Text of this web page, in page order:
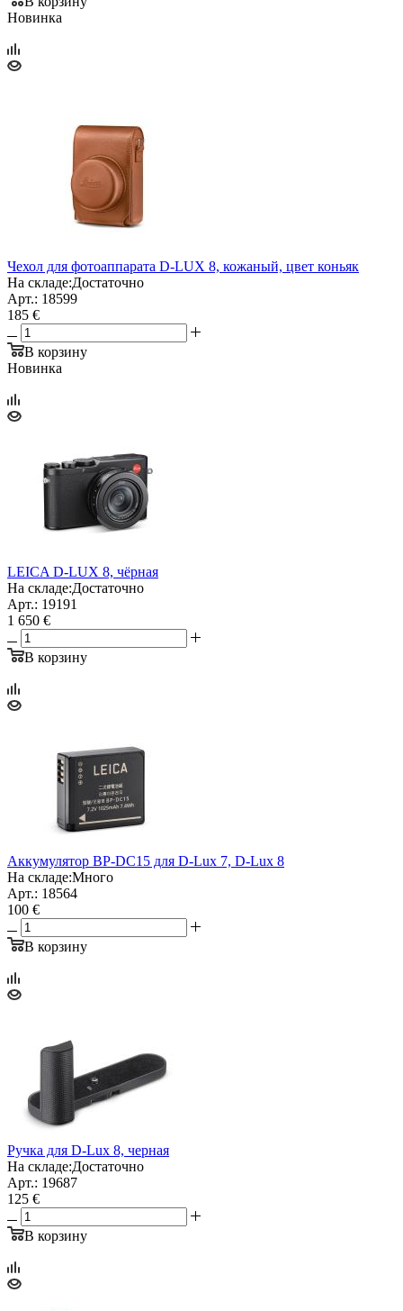
Новинка
Чехол для фотоаппарата D-LUX 8, кожаный, цвет коньяк
На складе:Достаточно
Арт.: 18599
185 €
В корзину
Новинка
LEICA D-LUX 8, чёрная
На складе:Достаточно
Арт.: 19191
1 650 €
В корзину
Аккумулятор BP-DC15 для D-Lux 7, D-Lux 8
На складе:Много
Арт.: 18564
100 €
В корзину
Ручка для D-Lux 8, черная
На складе:Достаточно
Арт.: 19687
125 €
В корзину